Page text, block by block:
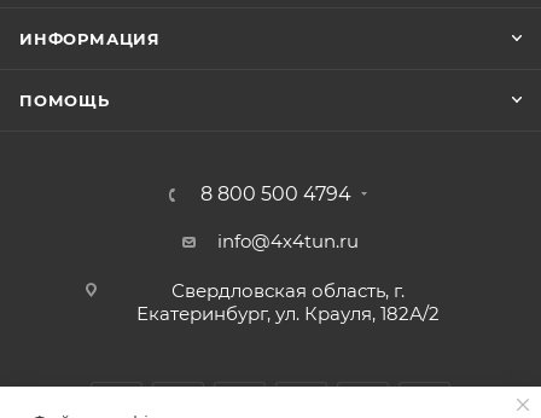
ИНФОРМАЦИЯ
ПОМОЩЬ
8 800 500 4794
info@4x4tun.ru
Свердловская область, г.
Екатеринбург, ул. Крауля, 182А/2